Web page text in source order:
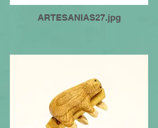
ARTESANIAS27.jpg